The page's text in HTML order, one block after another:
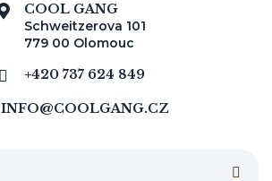
COOL GANG
Schweitzerova 101
779 00 Olomouc
+420 737 624 849
INFO@COOLGANG.CZ